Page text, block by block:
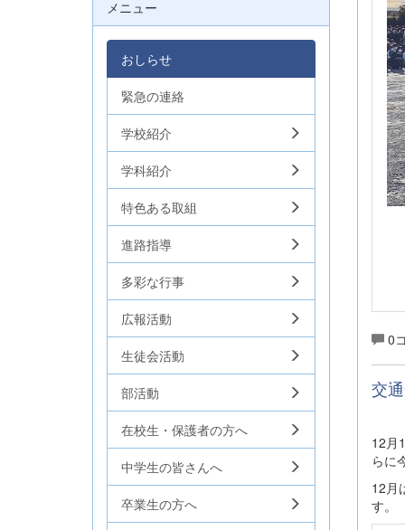
0
交
12月
らに
12月
す。
メニュー
おしらせ
緊急の連絡
学校紹介
学科紹介
特色ある取組
進路指導
多彩な行事
広報活動
生徒会活動
部活動
在校生・保護者の方へ
中学生の皆さんへ
卒業生の方へ